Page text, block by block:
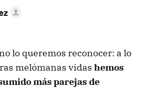
lo queremos reconocer: a lo
melómanas vidas hemos
más parejas de